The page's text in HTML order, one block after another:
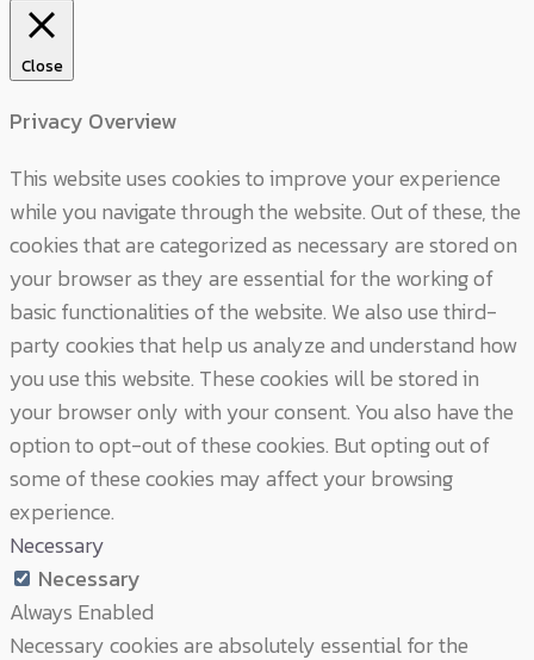
Close
Privacy Overview
This website uses cookies to improve your experience
while you navigate through the website. Out of these, the
cookies that are categorized as necessary are stored on
your browser as they are essential for the working of
basic functionalities of the website. We also use third-
party cookies that help us analyze and understand how
you use this website. These cookies will be stored in
your browser only with your consent. You also have the
option to opt-out of these cookies. But opting out of
some of these cookies may affect your browsing
experience.
Necessary
Necessary
Always Enabled
Necessary cookies are absolutely essential for the